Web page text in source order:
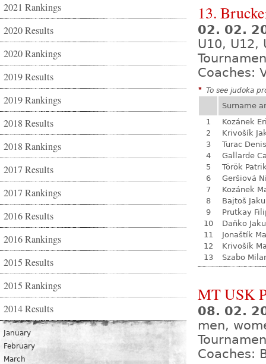
2021 Rankings
2020 Results
2020 Rankings
2019 Results
2019 Rankings
2018 Results
2018 Rankings
2017 Results
2017 Rankings
2016 Results
2016 Rankings
2015 Results
2015 Rankings
2014 Results
January
February
March
13.
02. 02.
U10, U12,
Coaches:
* To see judoka
Surname
1
Kozánek
2
Krivošík
3
Turac Denis
4
Gallarde
5
Török
6
Geršiová
7
Kozánek
8
Bajtoš
9
Prutkay
10
Daňko
11
Jonaštík
12
Krivošík
13
Szabo
MT USK
08. 02.
men,
Coaches: